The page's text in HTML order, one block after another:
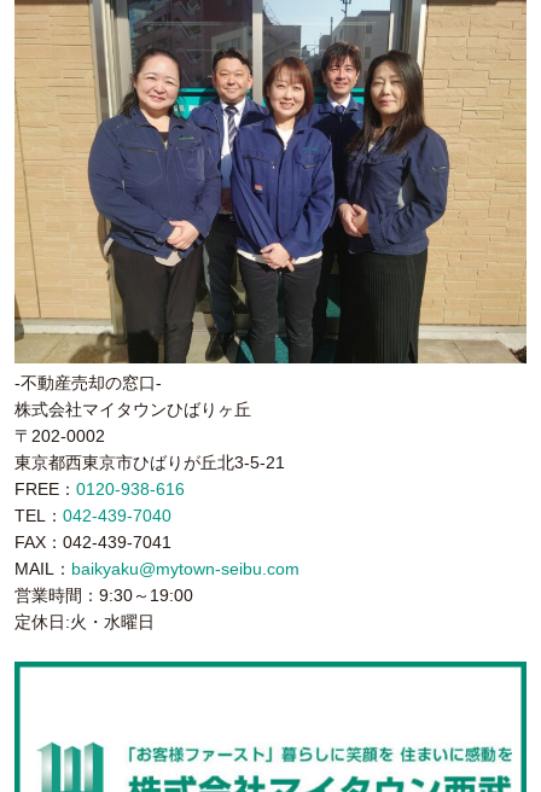
-不動産売却の窓口-
株式会社マイタウンひばりヶ丘
〒202-0002
東京都西東京市ひばりが丘北3-5-21
FREE： 0120-938-616
TEL： 042-439-7040
FAX：042-439-7041
MAIL： baikyaku@mytown-seibu.com
営業時間：9:30～19:00
定休日:火・水曜日